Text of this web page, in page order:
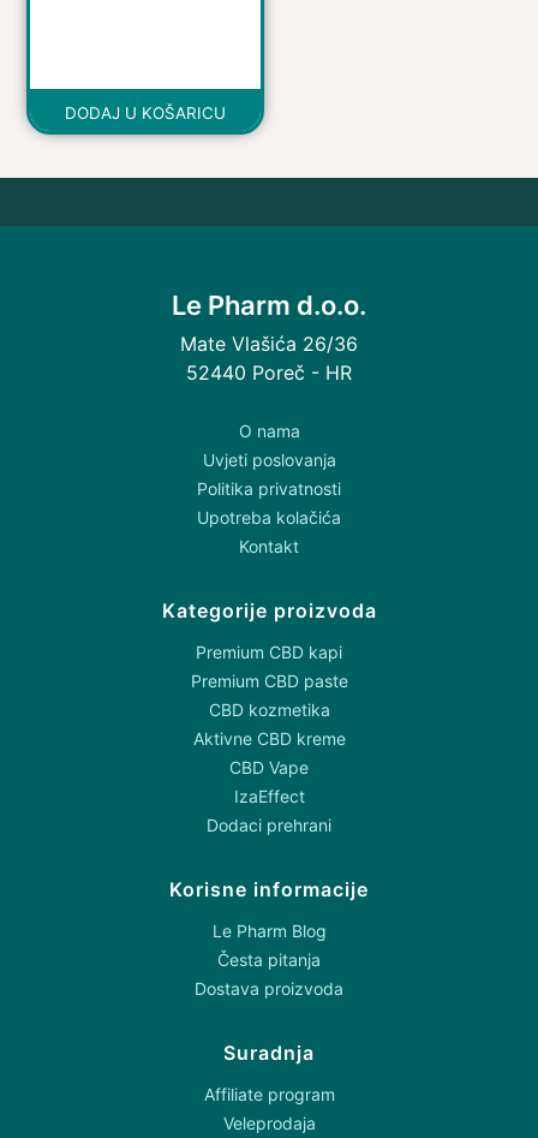
DODAJ U KOŠARICU
Le Pharm d.o.o.
Mate Vlašića 26/36
52440 Poreč - HR
O nama
Uvjeti poslovanja
Politika privatnosti
Upotreba kolačića
Kontakt
Kategorije proizvoda
Premium CBD kapi
Premium CBD paste
CBD kozmetika
Aktivne CBD kreme
CBD Vape
IzaEffect
Dodaci prehrani
Korisne informacije
Le Pharm Blog
Česta pitanja
Dostava proizvoda
Suradnja
Affiliate program
Veleprodaja